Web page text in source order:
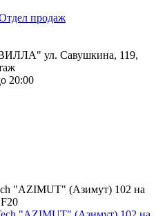
продаж
ул. Савушкина, 119,
20:00
"AZIMUT" (Азимут) 102 на